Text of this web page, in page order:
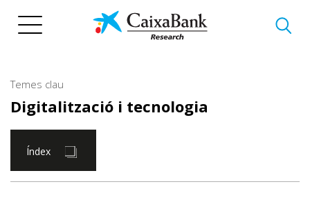
Temes clau
Digitalització i tecnologia
Índex